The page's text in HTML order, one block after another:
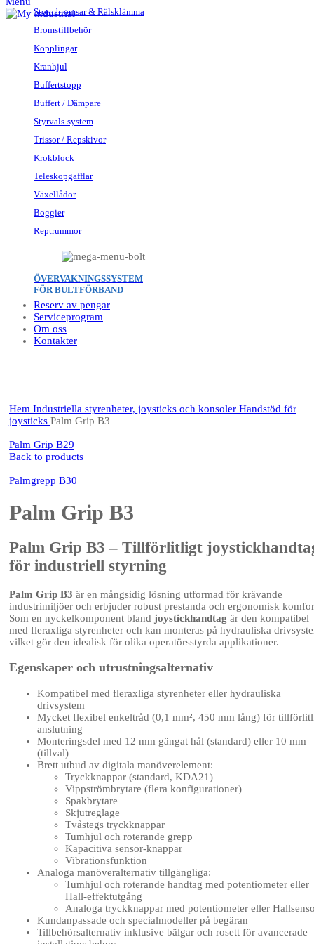
Stormbromsar & Rälsklämma
Bromstillbehör
Kopplingar
Kranhjul
Buffertstopp
Buffert / Dämpare
Styrvals-system
Trissor / Repskivor
Krokblock
Teleskopgafflar
Växellådor
Boggier
Reptrummor
ÖVERVAKNINGSSYSTEM
FÖR BULTFÖRBAND
Reserv av pengar
Serviceprogram
Om oss
Kontakter
Hem Industriella styrenheter, joysticks och konsoler Handstöd för
joysticks Palm Grip B3
Palm Grip B29
Back to products
Palmgrepp B30
Palm Grip B3
Palm Grip B3 – Tillförlitligt
för industriell styrning
Palm Grip B3 är en mångsidig lösning utformad för krävande
industrimiljöer och erbjuder robust prestanda och ergonomisk
Som en nyckelkomponent bland joystickhandtag är den kompatibel
med fleraxliga styrenheter och kan monteras på hydrauliska
vilket gör den idealisk för olika operatörsstyrda applikationer.
Egenskaper och utrustningsalternativ
Kompatibel med fleraxliga styrenheter eller hydrauliska
drivsystem
Mycket flexibel enkeltråd (0,1 mm², 450 mm lång) för
anslutning
Monteringsdel med 12 mm gängat hål (standard) eller 10 mm
(tillval)
Brett utbud av digitala manöverelement:
Tryckknappar (standard, KDA21)
Vippströmbrytare (flera konfigurationer)
Spakbrytare
Skjutreglage
Tvåstegs tryckknappar
Tumhjul och roterande grepp
Kapacitiva sensor-knappar
Vibrationsfunktion
Analoga manöveralternativ tillgängliga:
Tumhjul och roterande handtag med potentiometer eller
Hall-effektutgång
Analoga tryckknappar med potentiometer eller
Kundanpassade och specialmodeller på begäran
Tillbehörsalternativ inklusive bälgar och rosett för avancerade